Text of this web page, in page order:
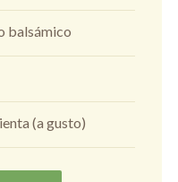
balsámico
(a gusto)